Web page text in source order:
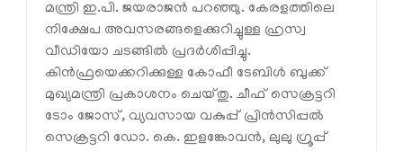
മന്ത്രി ഇ.പി. ജയരാജന്‍ പറഞ്ഞു. കേരളത്തിലെ
നിക്ഷേപ അവസരങ്ങളെക്കുറിച്ചുള്ള ഹ്രസ്വ
വീഡിയോ ചടങ്ങില്‍ പ്രദര്‍ശിപ്പിച്ചു.
കിന്‍ഫ്രയെക്കറിക്കുള്ള കോഫീ ടേബിള്‍ ബുക്ക്
മുഖ്യമന്ത്രി പ്രകാശനം ചെയ്തു. ചീഫ് സെക്രട്ടറി
ടോം ജോസ്, വ്യവസായ വകുപ്പ് പ്രിന്‍സിപ്പല്‍
സെക്രട്ടറി ഡോ. കെ. ഇളങ്കോവന്‍, ലുലു ഗ്രൂപ്പ്